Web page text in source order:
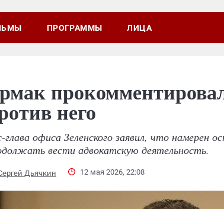
ПРОГРАММЫ ЛИЦА
него
глава офиса Зеленского заявил, что намерен
вести адвокатскую деятельность.
Дьячкин 12 мая 2026, 22:08